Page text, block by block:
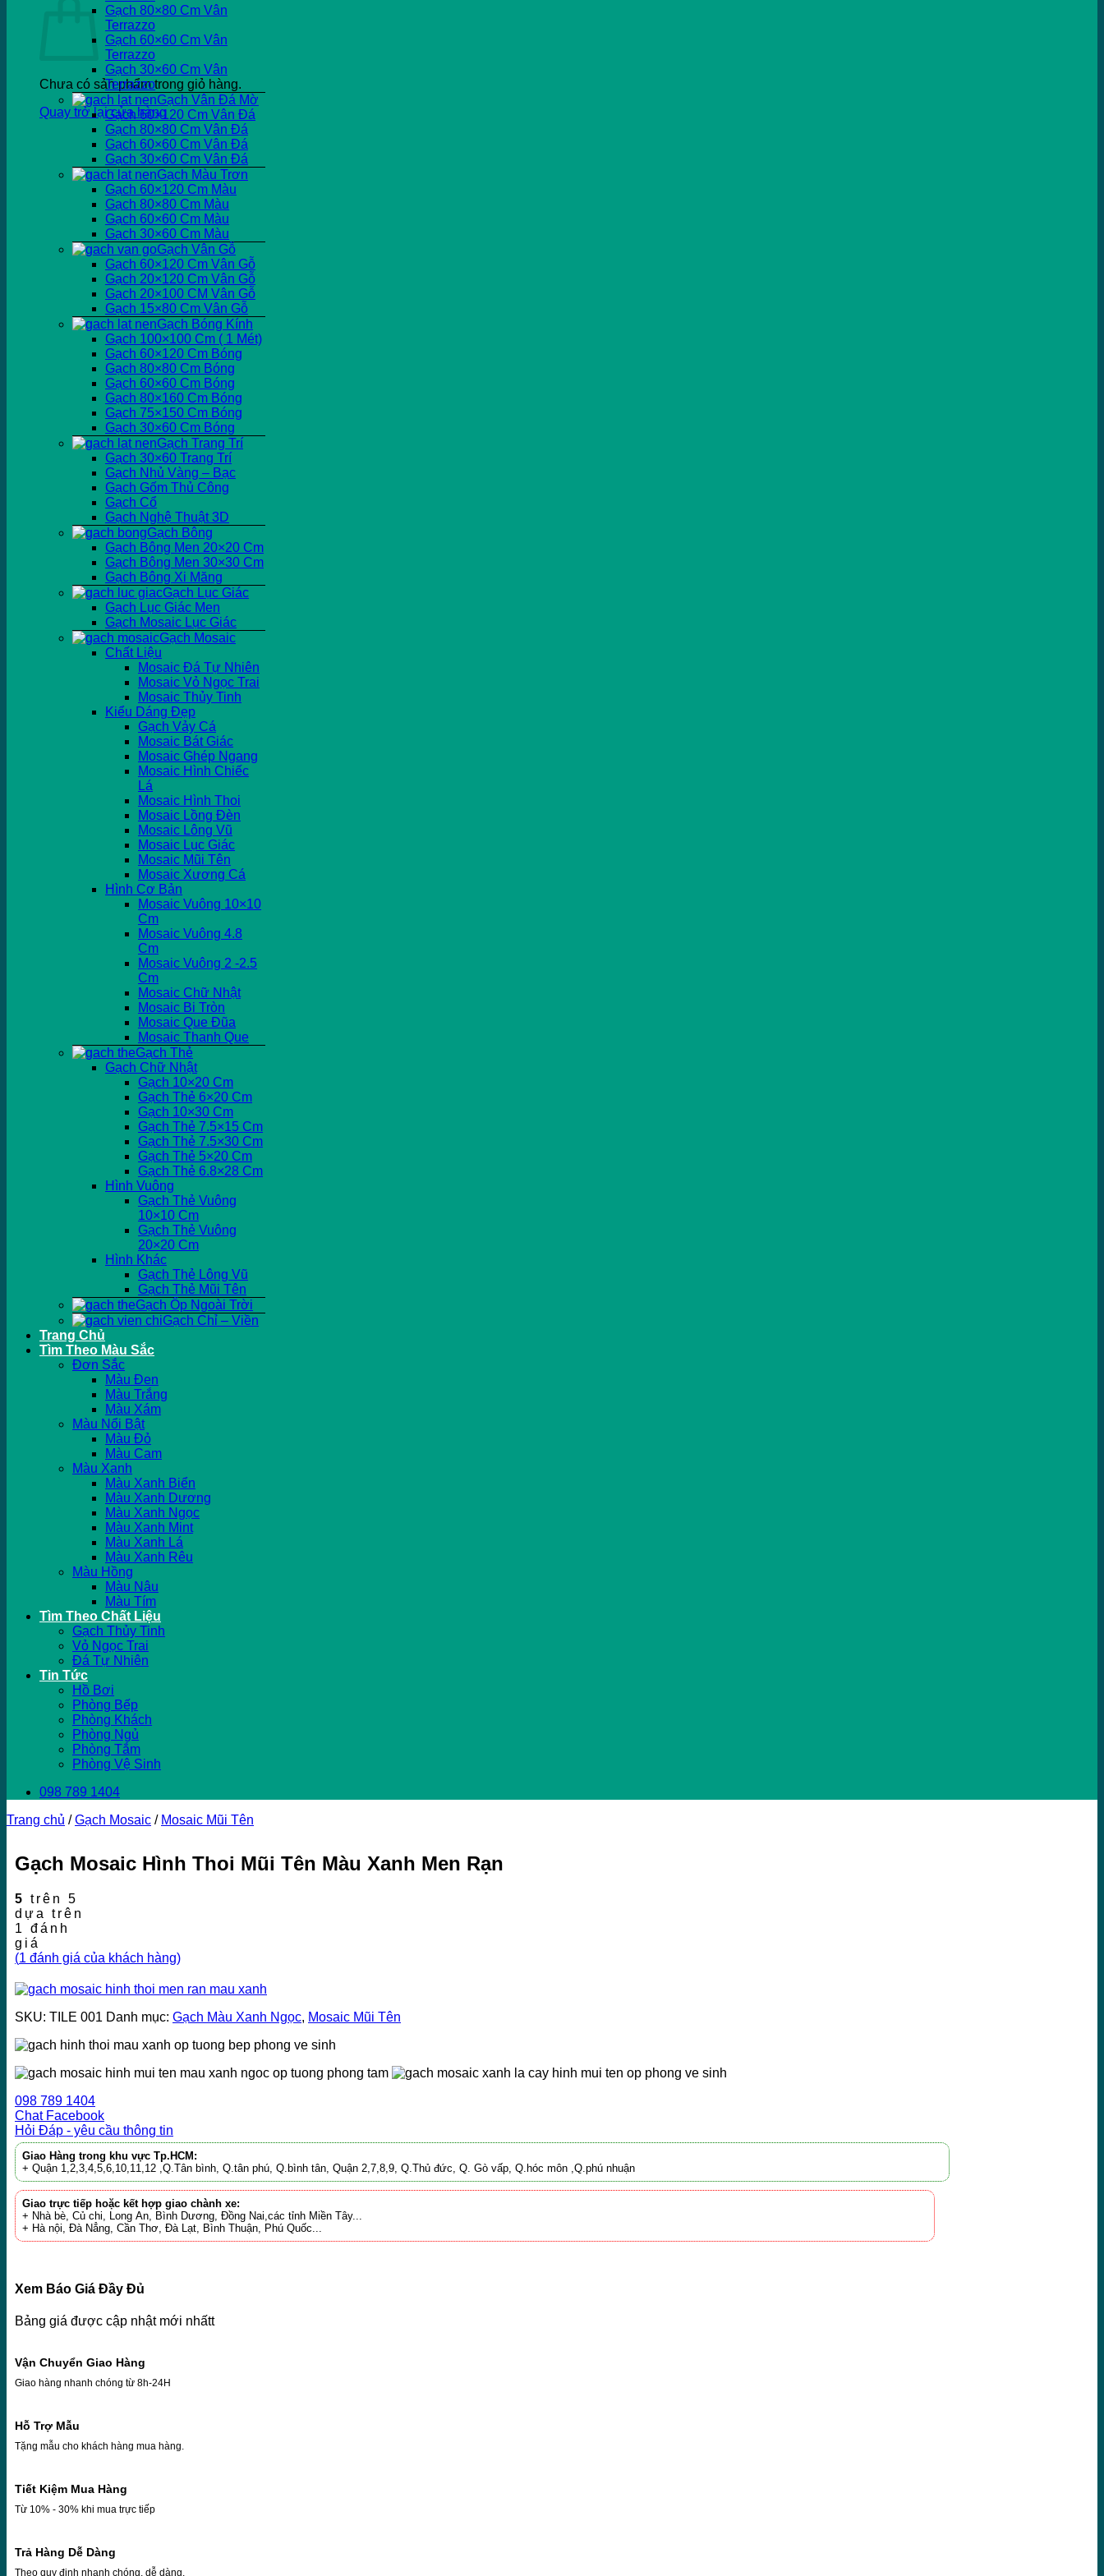
Chưa có sản phẩm trong giỏ hàng.
Quay trở lại cửa hàng
Gạch 80×80 Cm Vân
Terrazzo
Gạch 60×60 Cm Vân
Terrazzo
Gạch 30×60 Cm Vân
Terrazzo
Gạch Vân Đá Mờ
Gạch 60×120 Cm Vân Đá
Gạch 80×80 Cm Vân Đá
Gạch 60×60 Cm Vân Đá
Gạch 30×60 Cm Vân Đá
Gạch Màu Trơn
Gạch 60×120 Cm Màu
Gạch 80×80 Cm Màu
Gạch 60×60 Cm Màu
Gạch 30×60 Cm Màu
Gạch Vân Gỗ
Gạch 60×120 Cm Vân Gỗ
Gạch 20×120 Cm Vân Gỗ
Gạch 20×100 CM Vân Gỗ
Gạch 15×80 Cm Vân Gỗ
Gạch Bóng Kính
Gạch 100×100 Cm ( 1 Mét)
Gạch 60×120 Cm Bóng
Gạch 80×80 Cm Bóng
Gạch 60×60 Cm Bóng
Gạch 80×160 Cm Bóng
Gạch 75×150 Cm Bóng
Gạch 30×60 Cm Bóng
Gạch Trang Trí
Gạch 30×60 Trang Trí
Gạch Nhủ Vàng – Bạc
Gạch Gốm Thủ Công
Gạch Cổ
Gạch Nghệ Thuật 3D
Gạch Bông
Gạch Bông Men 20×20 Cm
Gạch Bông Men 30×30 Cm
Gạch Bông Xi Măng
Gạch Lục Giác
Gạch Lục Giác Men
Gạch Mosaic Lục Giác
Gạch Mosaic
Chất Liệu
Mosaic Đá Tự Nhiên
Mosaic Vỏ Ngọc Trai
Mosaic Thủy Tinh
Kiểu Dáng Đẹp
Gạch Vảy Cá
Mosaic Bát Giác
Mosaic Ghép Ngang
Mosaic Hình Chiếc
Lá
Mosaic Hình Thoi
Mosaic Lồng Đèn
Mosaic Lông Vũ
Mosaic Lục Giác
Mosaic Mũi Tên
Mosaic Xương Cá
Hình Cơ Bản
Mosaic Vuông 10×10
Cm
Mosaic Vuông 4.8
Cm
Mosaic Vuông 2 -2.5
Cm
Mosaic Chữ Nhật
Mosaic Bi Tròn
Mosaic Que Đũa
Mosaic Thanh Que
Gạch Thẻ
Gạch Chữ Nhật
Gạch 10×20 Cm
Gạch Thẻ 6×20 Cm
Gạch 10×30 Cm
Gạch Thẻ 7.5×15 Cm
Gạch Thẻ 7.5×30 Cm
Gạch Thẻ 5×20 Cm
Gạch Thẻ 6.8×28 Cm
Hình Vuông
Gạch Thẻ Vuông
10×10 Cm
Gạch Thẻ Vuông
20×20 Cm
Hình Khác
Gạch Thẻ Lông Vũ
Gạch Thẻ Mũi Tên
Gạch Ốp Ngoài Trời
Gạch Chỉ – Viền
Trang Chủ
Tìm Theo Màu Sắc
Đơn Sắc
Màu Đen
Màu Trắng
Màu Xám
Màu Nổi Bật
Màu Đỏ
Màu Cam
Màu Xanh
Màu Xanh Biển
Màu Xanh Dương
Màu Xanh Ngọc
Màu Xanh Mint
Màu Xanh Lá
Màu Xanh Rêu
Màu Hồng
Màu Nâu
Màu Tím
Tìm Theo Chất Liệu
Gạch Thủy Tinh
Vỏ Ngọc Trai
Đá Tự Nhiên
Tin Tức
Hồ Bơi
Phòng Bếp
Phòng Khách
Phòng Ngủ
Phòng Tắm
Phòng Vệ Sinh
098 789 1404
Trang chủ / Gạch Mosaic / Mosaic Mũi Tên
Gạch Mosaic Hình Thoi Mũi Tên Màu Xanh Men Rạn
5 trên 5
dựa trên
1
đánh
giá
(1 đánh giá của khách hàng)
SKU: TILE 001 Danh mục: Gạch Màu Xanh Ngọc, Mosaic Mũi Tên
098 789 1404
Chat Facebook
Hỏi Đáp - yêu cầu thông tin
Giao Hàng trong khu vực Tp.HCM:
+ Quận 1,2,3,4,5,6,10,11,12 ,Q.Tân bình, Q.tân phú, Q.bình tân, Quận 2,7,8,9, Q.Thủ đức, Q. Gò vấp, Q.hóc môn ,Q.phú nhuận
Giao trực tiếp hoặc kết hợp giao chành xe:
+ Nhà bè, Củ chi, Long An, Bình Dương, Đồng Nai,các tỉnh Miền Tây...
+ Hà nội, Đà Nẳng, Cần Thơ, Đà Lạt, Bình Thuận, Phú Quốc...
Xem Báo Giá Đầy Đủ
Bảng giá được cập nhật mới nhấtt
Vận Chuyển Giao Hàng
Giao hàng nhanh chóng từ 8h-24H
Hỗ Trợ Mẫu
Tặng mẫu cho khách hàng mua hàng.
Tiết Kiệm Mua Hàng
Từ 10% - 30% khi mua trực tiếp
Trả Hàng Dễ Dàng
Theo quy định nhanh chóng, dễ dàng.